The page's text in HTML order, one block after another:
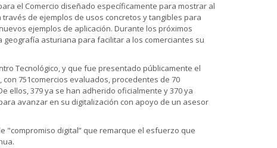
el Comercio diseñado específicamente para mostrar al
de ejemplos de usos concretos y tangibles para
ejemplos de aplicación. Durante los próximos
asturiana para facilitar a los comerciantes su
Tecnológico, y que fue presentado públicamente el
751comercios evaluados, procedentes de 70
ellos, 379 ya se han adherido oficialmente y 370 ya
avanzar en su digitalización con apoyo de un asesor
"compromiso digital” que remarque el esfuerzo que